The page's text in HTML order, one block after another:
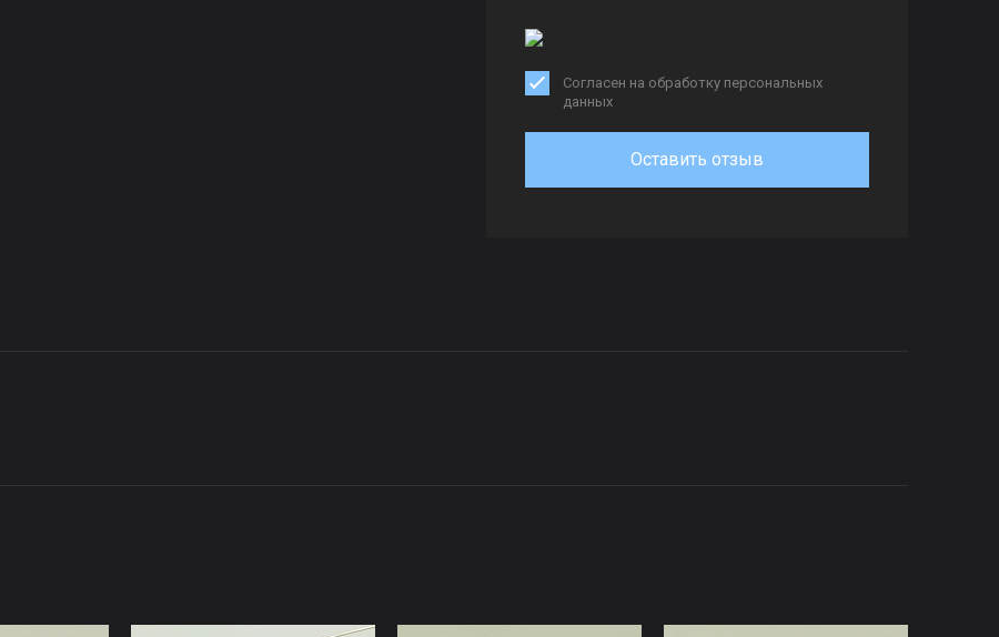
Согласен на обработку персональных
данных
Оставить отзыв